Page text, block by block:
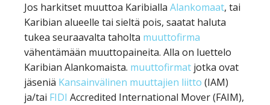
Jos harkitset muuttoa Karibialla Alankomaat, tai
Karibian alueelle tai sieltä pois, saatat haluta
tukea seuraavalta taholta muuttofirma
vähentämään muuttopaineita. Alla on luettelo
Karibian Alankomaista. muuttofirmat jotka ovat
jäseniä Kansainvälinen muuttajien liitto (IAM)
ja/tai FIDI Accredited International Mover (FAIM),